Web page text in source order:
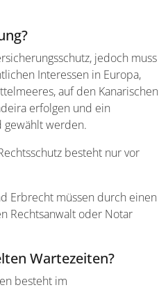
jedoch muss
Interessen in Europa,
auf den Kanarischen
erfolgen und ein
gewählt werden.
besteht nur vor
Erbrecht müssen durch einen
Rechtsanwalt oder Notar
Wartezeiten?
besteht im